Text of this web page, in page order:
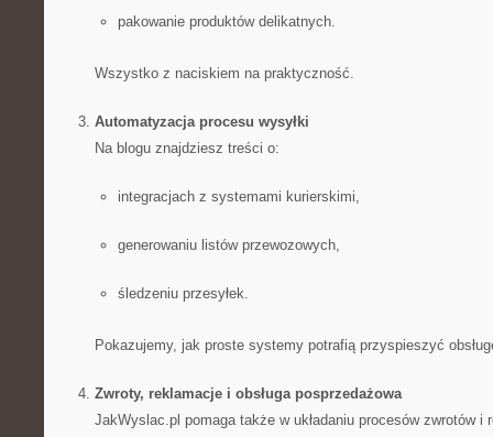
pakowanie produktów delikatnych.
Wszystko z naciskiem na praktyczność.
Automatyzacja procesu wysyłki
Na blogu znajdziesz treści o:
integracjach z systemami kurierskimi,
generowaniu listów przewozowych,
śledzeniu przesyłek.
Pokazujemy, jak proste systemy potrafią przyspieszyć
Zwroty, reklamacje i obsługa posprzedażowa
JakWyslac.pl pomaga także w układaniu procesów zwrotów i